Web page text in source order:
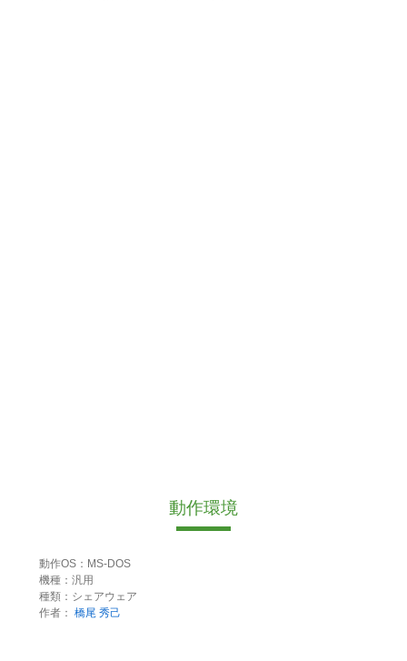
動作環境
動作OS：MS-DOS
機種：汎用
種類：シェアウェア
作者： 橋尾 秀己